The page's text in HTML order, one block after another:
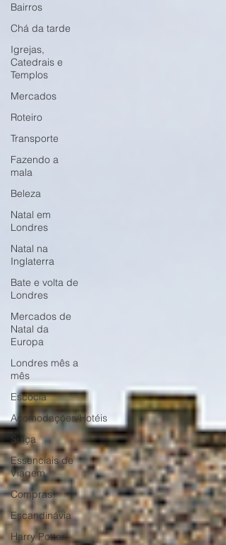
Bairros
Chá da tarde
Igrejas,
Catedrais e
Templos
Mercados
Roteiro
Transporte
Fazendo a
mala
Beleza
Natal em
Londres
Natal na
Inglaterra
Bate e volta de
Londres
Mercados de
Natal da
Europa
Londres mês a
mês
Escócia
Acomodações/Hotéis
Suíça
Essenciais de
Viagem
Compras
Escandinávia
Harry Potter